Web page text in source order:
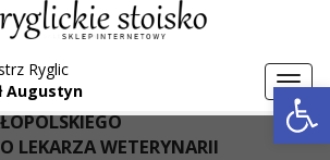
Ryglic
Augustyn
Aktualności
LEKARZA WETERYNARII